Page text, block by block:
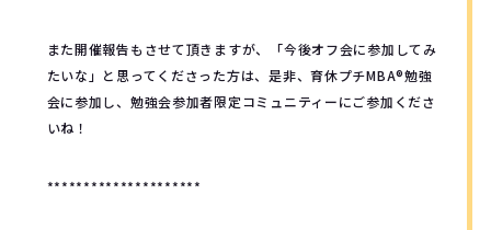
また開催報告もさせて頂きますが、「今後オフ会に参加してみ
たいな」と思ってくださった方は、是非、育休プチMBA®️勉強
会に参加し、勉強会参加者限定コミュニティーにご参加くださ
いね！
*********************